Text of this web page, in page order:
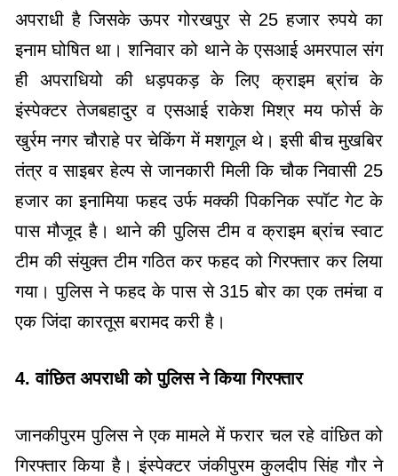
अपराधी है जिसके ऊपर गोरखपुर से 25 हजार रुपये का
इनाम घोषित था। शनिवार को थाने के एसआई अमरपाल संग
ही अपराधियो की धड़पकड़ के लिए क्राइम ब्रांच के
इंस्पेक्टर तेजबहादुर व एसआई राकेश मिश्र मय फोर्स के
खुर्रम नगर चौराहे पर चेकिंग में मशगूल थे। इसी बीच मुखबिर
तंत्र व साइबर हेल्प से जानकारी मिली कि चौक निवासी 25
हजार का इनामिया फहद उर्फ मक्की पिकनिक स्पॉट गेट के
पास मौजूद है। थाने की पुलिस टीम व क्राइम ब्रांच स्वाट
टीम की संयुक्त टीम गठित कर फहद को गिरफ्तार कर लिया
गया। पुलिस ने फहद के पास से 315 बोर का एक तमंचा व
एक जिंदा कारतूस बरामद करी है।
4. वांछित अपराधी को पुलिस ने किया गिरफ्तार
जानकीपुरम पुलिस ने एक मामले में फरार चल रहे वांछित को
गिरफ्तार किया है। इंस्पेक्टर जंकीपुरम कुलदीप सिंह गौर ने